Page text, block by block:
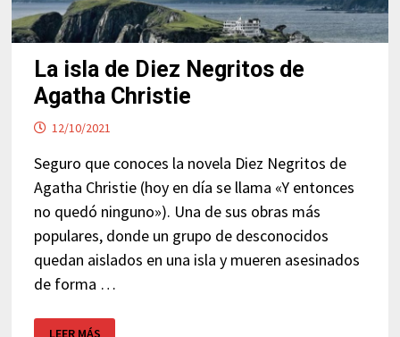
La isla de Diez Negritos de
Agatha Christie
12/10/2021
Seguro que conoces la novela Diez Negritos de
Agatha Christie (hoy en día se llama «Y entonces
no quedó ninguno»). Una de sus obras más
populares, donde un grupo de desconocidos
quedan aislados en una isla y mueren asesinados
de forma …
LEER MÁS